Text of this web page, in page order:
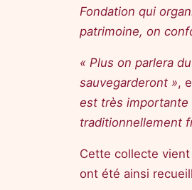
Fondation qui
patrimoine, on
« Plus on parlera
sauvegarderont »,
est très importante
traditionnellement
Cette collecte vient
ont été ainsi